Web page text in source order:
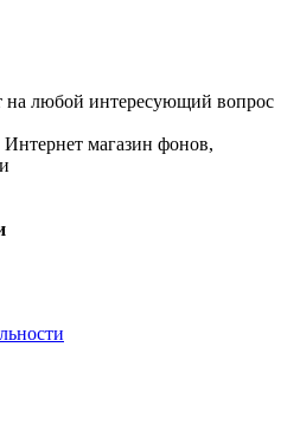
на любой интересующий вопрос
магазин фонов,